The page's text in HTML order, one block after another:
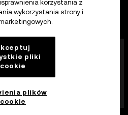
działająca pod nazwą
platformą handlu
jako dostawca usług
MFSA zgodnie z art. 28
kryptograficznych (rozdział
korzystania z
wykorzystania strony i
pliki
cookie
plików
cookie